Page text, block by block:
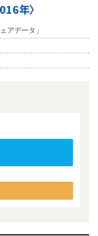
年〉
アデータ」